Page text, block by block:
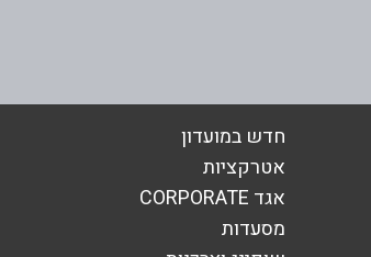
חדש במועדון
אטרקציות
אגד CORPORATE
מסעדות